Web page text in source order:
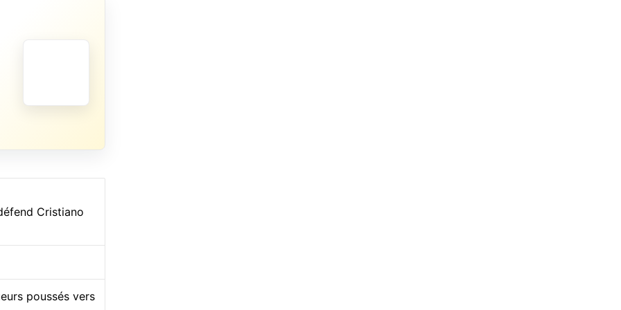
Cristiano
poussés vers